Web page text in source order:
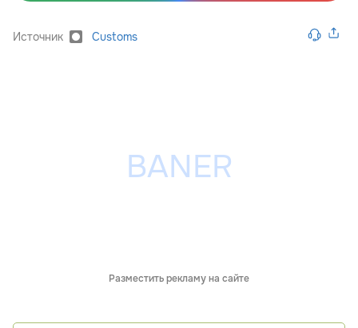
Источник Customs
Разместить рекламу на сайте